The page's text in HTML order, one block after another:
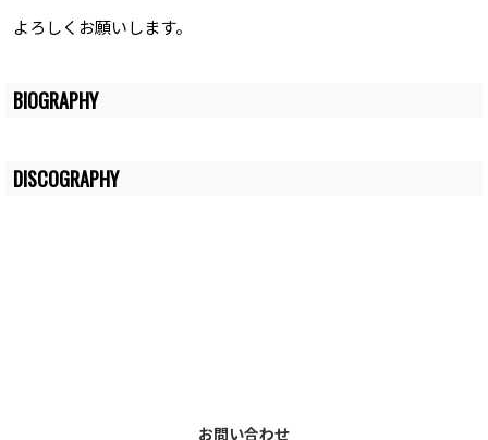
よろしくお願いします。
BIOGRAPHY
DISCOGRAPHY
お問い合わせ